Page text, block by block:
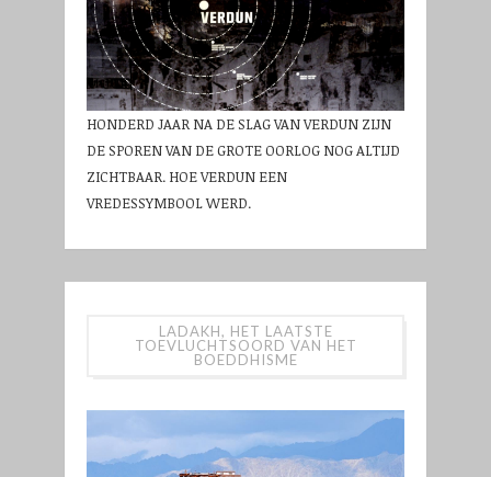
HONDERD JAAR NA DE SLAG VAN VERDUN ZIJN
DE SPOREN VAN DE GROTE OORLOG NOG ALTIJD
ZICHTBAAR. HOE VERDUN EEN
VREDESSYMBOOL WERD.
LADAKH, HET LAATSTE
TOEVLUCHTSOORD VAN HET
BOEDDHISME